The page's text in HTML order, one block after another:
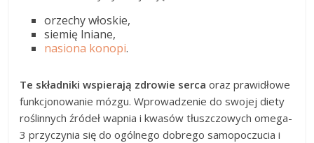
orzechy włoskie,
siemię lniane,
nasiona konopi.
Te składniki wspierają zdrowie serca oraz prawidłowe
funkcjonowanie mózgu. Wprowadzenie do swojej diety
roślinnych źródeł wapnia i kwasów tłuszczowych omega-
3 przyczynia się do ogólnego dobrego samopoczucia i